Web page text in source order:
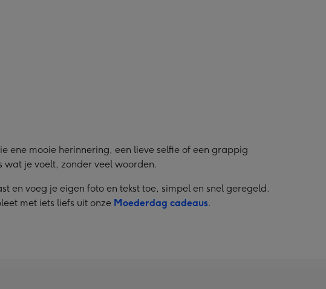
ene mooie herinnering, een lieve selfie of een grappig
wat je voelt, zonder veel woorden.
en voeg je eigen foto en tekst toe, simpel en snel geregeld.
met iets liefs uit onze Moederdag cadeaus.